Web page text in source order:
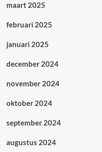
maart 2025
februari 2025
januari 2025
december 2024
november 2024
oktober 2024
september 2024
augustus 2024